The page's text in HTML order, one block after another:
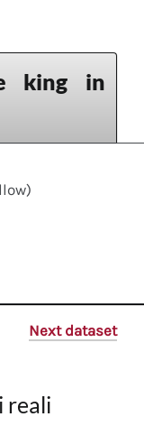
king in
Next dataset
reali